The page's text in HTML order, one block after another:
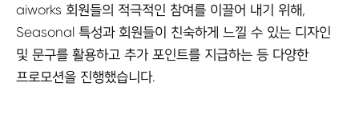
aiworks 회원들의 적극적인 참여를 이끌어 내기 위해,
Seasonal 특성과 회원들이 친숙하게 느낄 수 있는 디자인
및 문구를 활용하고 추가 포인트를 지급하는 등 다양한
프로모션을 진행했습니다.